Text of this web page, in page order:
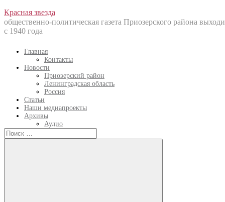
Перейти
к
содержанию
Красная звезда
общественно-политическая газета Приозерского района
с 1940 года
Главная
Контакты
Новости
Приозерский район
Ленинградская область
Россия
Статьи
Наши медиапроекты
Архивы
Аудио
Искать: